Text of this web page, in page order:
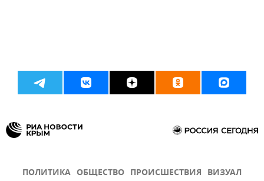
ПОЛИТИКА ОБЩЕСТВО ПРОИСШЕСТВИЯ ВИЗУАЛ